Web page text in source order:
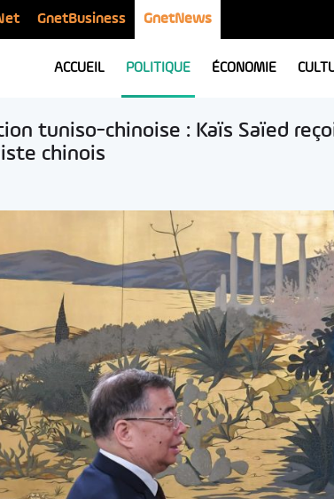
GnetBusiness GnetNews
ACCUEIL POLITIQUE ÉCONOMIE
tuniso-chinoise : Kaïs Saïed
chinois